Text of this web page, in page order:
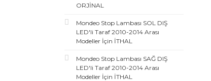
ORJİNAL
Mondeo Stop Lambası SOL DIŞ
LED'li Taraf 2010-2014 Arası
Modeller İçin İTHAL
Mondeo Stop Lambası SAĞ DIŞ
LED'li Taraf 2010-2014 Arası
Modeller İçin İTHAL